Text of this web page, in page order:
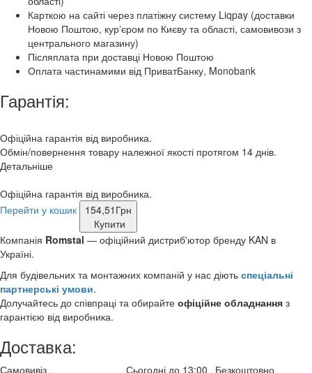
Карткою на сайті через платіжну систему Liqpay (доставки
Новою Поштою, курʼєром по Києву та області, самовивози з
центрального магазину)
Післяплата при доставці Новою Поштою
Оплата частинамими від ПриватБанку, Monobank
Гарантія:
Офіційна гарантія від виробника.
Обмін/повернення товару належної якості протягом 14 днів.
Детальніше
Офіційна гарантія від виробника.
Перейти у кошик
154,51 Грн
Купити
Компанія Romstal — офіційний дистриб'ютор бренду KAN в
Україні.
Для будівельних та монтажних компаній у нас діють спеціальні
партнерські умови.
Долучайтесь до співпраці та обирайте офіційне обладнання з
гарантією від виробника.
Доставка:
Самовивіз Сьогодні до 13:00
Безкоштовно